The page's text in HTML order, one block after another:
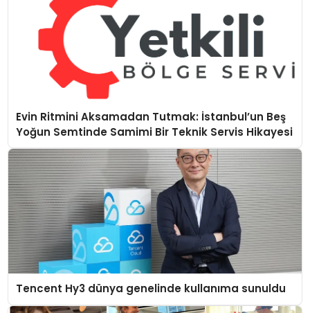
Evin Ritmini Aksamadan Tutmak: İstanbul’un Beş
Yoğun Semtinde Samimi Bir Teknik Servis Hikayesi
Tencent Hy3 dünya genelinde kullanıma sunuldu